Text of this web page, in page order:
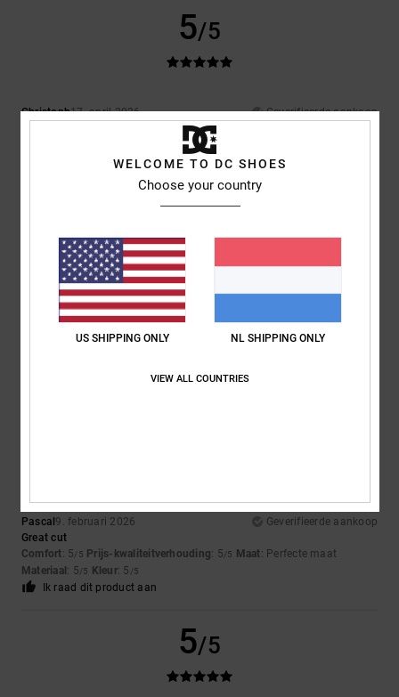
5/5
Christoph17. april 2026
Geverifieerde aankoop
Prijs-kwaliteitverhouding: 5
Ik raad dit product aan
5 /5
Alexander21. februari 2026
Ik raad dit product aan
Pascal 9. februari 2026
Geverifieerde aankoop
Great cut
Comfort: 5/5 Prijs-kwaliteitverhouding: 5/5 Maat: Perfecte maat
Materiaal : 5/5 Kleur: 5 /5
Ik raad dit product aan
5/5
WELCOME TO DC SHOES
Choose your country
US SHIPPING ONLY NL SHIPPING ONLY
VIEW ALL COUNTRIES